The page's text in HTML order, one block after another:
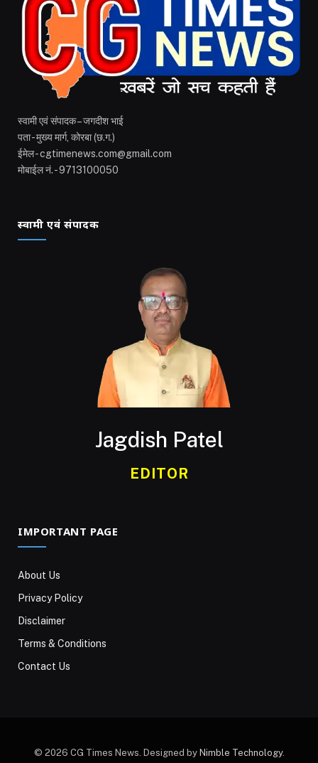
स्वामी एवं संपादक – जगदीश भाई
पता - मुख्य मार्ग, कोरबा (छ.ग.)
ईमेल - cgtimenews.com@gmail.com
मोबाईल नं. - 9713100050
स्वामी एवं संपादक
Jagdish Patel
EDITOR
IMPORTANT PAGE
About Us
Privacy Policy
Disclaimer
Terms & Conditions
Contact Us
© 2026 CG Times News. Designed by Nimble Technology.